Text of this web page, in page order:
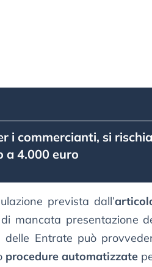
i commercianti, si rischia
a 4.000 euro
prevista dall’
mancata presentazione
delle Entrate può
procedure automatizzate